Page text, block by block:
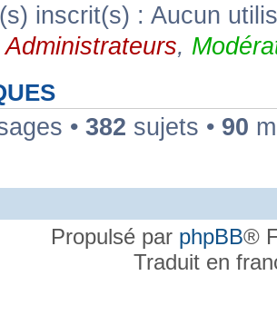
inscrit(s) : Aucun
Administrateurs,
• 382 sujets • 90
Propulsé par phpBB®
Traduit en